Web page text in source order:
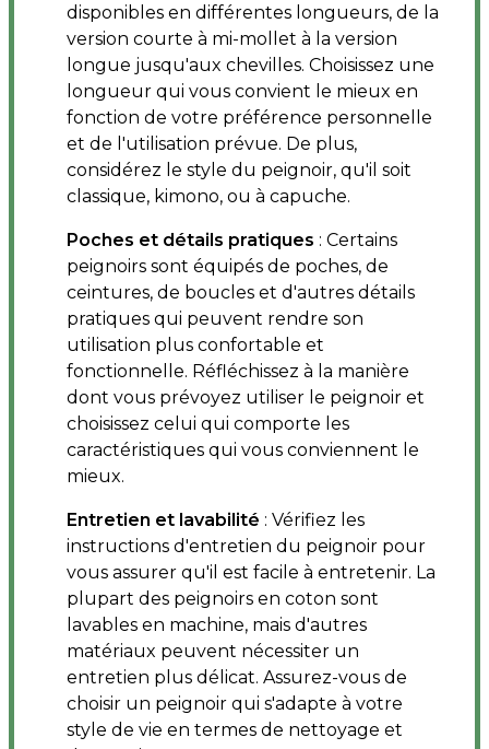
disponibles en différentes longueurs, de la
version courte à mi-mollet à la version
longue jusqu'aux chevilles. Choisissez une
longueur qui vous convient le mieux en
fonction de votre préférence personnelle
et de l'utilisation prévue. De plus,
considérez le style du peignoir, qu'il soit
classique, kimono, ou à capuche.
Poches et détails pratiques : Certains
peignoirs sont équipés de poches, de
ceintures, de boucles et d'autres détails
pratiques qui peuvent rendre son
utilisation plus confortable et
fonctionnelle. Réfléchissez à la manière
dont vous prévoyez utiliser le peignoir et
choisissez celui qui comporte les
caractéristiques qui vous conviennent le
mieux.
Entretien et lavabilité : Vérifiez les
instructions d'entretien du peignoir pour
vous assurer qu'il est facile à entretenir. La
plupart des peignoirs en coton sont
lavables en machine, mais d'autres
matériaux peuvent nécessiter un
entretien plus délicat. Assurez-vous de
choisir un peignoir qui s'adapte à votre
style de vie en termes de nettoyage et